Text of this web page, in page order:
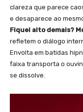
clareza que parece
e desaparece ao
Fiquei alto demais?
refletem o diálogo
Envolta em batidas
faixa transporta o
se dissolve.